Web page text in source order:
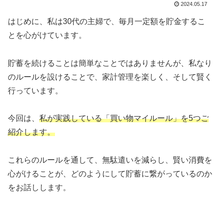
2024.05.17
はじめに、私は30代の主婦で、毎月一定額を貯金するこ
とを心がけています。
貯蓄を続けることは簡単なことではありませんが、私なり
のルールを設けることで、家計管理を楽しく、そして賢く
行っています。
今回は、 私が実践している「買い物マイルール」を5つご
紹介します。
これらのルールを通して、無駄遣いを減らし、賢い消費を
心がけることが、どのようにして貯蓄に繋がっているのか
をお話しします。